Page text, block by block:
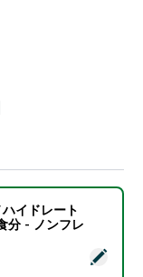
ン モノハイドレ
イドレート
分 - ノンフレ